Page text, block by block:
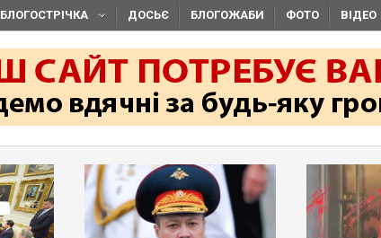
БЛОГОСТРІЧКА ДОСЬЄ БЛОГОЖАБИ ФОТО ВІДЕО